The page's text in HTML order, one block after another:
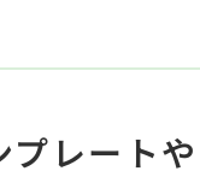
レートや